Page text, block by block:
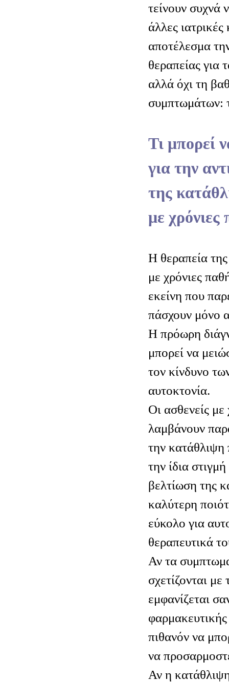
τείνουν συχνά
άλλες
αποτέλεσμα
θεραπείας για
αλλά όχι τη
συμπτωμάτων:
Τι μπορεί
για την
της
με χρόνιες
Η θεραπεία
με χρόνιες
εκείνη που
πάσχουν μόνο
Η πρόωρη
μπορεί να
τον κίνδυνο
αυτοκτονία.
Οι ασθενείς
λαμβάνουν
την κατάθλιψη
την ίδια
βελτίωση της
καλύτερη
εύκολο για
θεραπευτικά
Αν τα
σχετίζονται
εμφανίζεται
πιθανόν να
να
Αν η